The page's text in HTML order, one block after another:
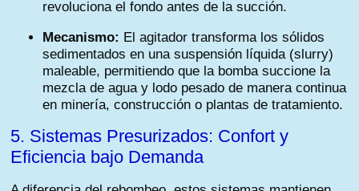
revoluciona el fondo antes de la succión.
Mecanismo: El agitador transforma los sólidos
sedimentados en una suspensión líquida (slurry)
maleable, permitiendo que la bomba succione la
mezcla de agua y lodo pesado de manera continua
en minería, construcción o plantas de tratamiento.
5. Sistemas Presurizados: Confort y
Eficiencia bajo Demanda